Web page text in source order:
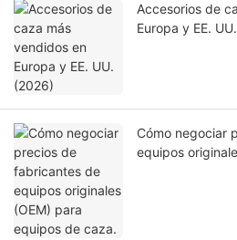
Accesorios de
Europa y EE.
Cómo negociar
equipos